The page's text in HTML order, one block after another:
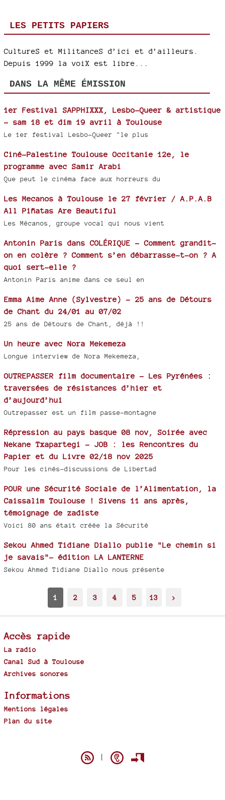
LES PETITS PAPIERS
CultureS et MilitanceS d’ici et d’ailleurs.
Depuis 1999 la voiX est libre...
DANS LA MÊME ÉMISSION
1er Festival SAPPHIXXX, Lesbo-Queer & artistique
- sam 18 et dim 19 avril à Toulouse
Le 1er festival Lesbo-Queer "le plus
Ciné-Palestine Toulouse Occitanie 12e, le
programme avec Samir Arabi
Que peut le cinéma face aux horreurs du
Les Mecanos à Toulouse le 27 février / A.P.A.B
All Piñatas Are Beautiful
Les Mécanos, groupe vocal qui nous vient
Antonin Paris dans COLÉRIQUE - Comment grandit-
on en colère ? Comment s’en débarrasse-t-on ? A
quoi sert-elle ?
Antonin Paris anime dans ce seul en
Emma Aime Anne (Sylvestre) - 25 ans de Détours
de Chant du 24/01 au 07/02
25 ans de Détours de Chant, déjà !!
Un heure avec Nora Mekemeza
Longue interview de Nora Mekemeza,
OUTREPASSER film documentaire - Les Pyrénées :
traversées de résistances d’hier et
d’aujourd’hui
Outrepasser est un film passe-montagne
Répression au pays basque 08 nov, Soirée avec
Nekane Txapartegi - JOB : les Rencontres du
Papier et du Livre 02/18 nov 2025
Pour les cinés-discussions de Libertad
POUR une Sécurité Sociale de l’Alimentation, la
Caissalim Toulouse ! Sivens 11 ans après,
témoignage de zadiste
Voici 80 ans était créée la Sécurité
Sekou Ahmed Tidiane Diallo publie "Le chemin si
je savais"- édition LA LANTERNE
Sekou Ahmed Tidiane Diallo nous présente
1 2 3 4 5 13 >
Accès rapide
La radio
Canal Sud à Toulouse
Archives sonores
Informations
Mentions légales
Plan du site
|